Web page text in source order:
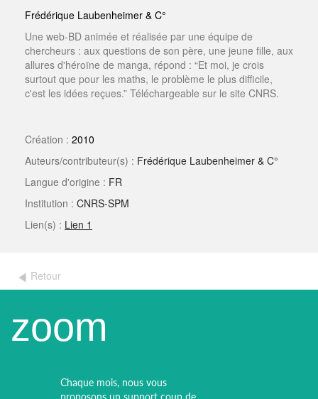
Frédérique Laubenheimer & C°
Une web-BD animée et réalisée par une équipe de
chercheurs : aux questions de son père, une jeune fille, aux
allures d'héroïne de manga, répond : “Et moi, je crois
surtout que pour les maths, le problème le plus difficile,
c'est les idées reçues.” Téléchargeable sur le site CNRS.
Création : 2010
Auteurs/contributeur(s) : Frédérique Laubenheimer & C°
Langue d'origine : FR
Institution : CNRS-SPM
Lien(s) : Lien 1
Retour
zoom
Chaque mois, nous vous